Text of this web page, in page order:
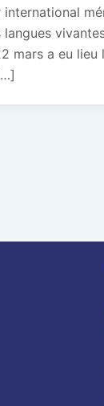
international
mars a eu lieu